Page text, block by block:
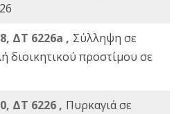
ΔΤ 6226a , Σύλληψη σε
διοικητικού προστίμου σε
ΔΤ 6226 , Πυρκαγιά σε